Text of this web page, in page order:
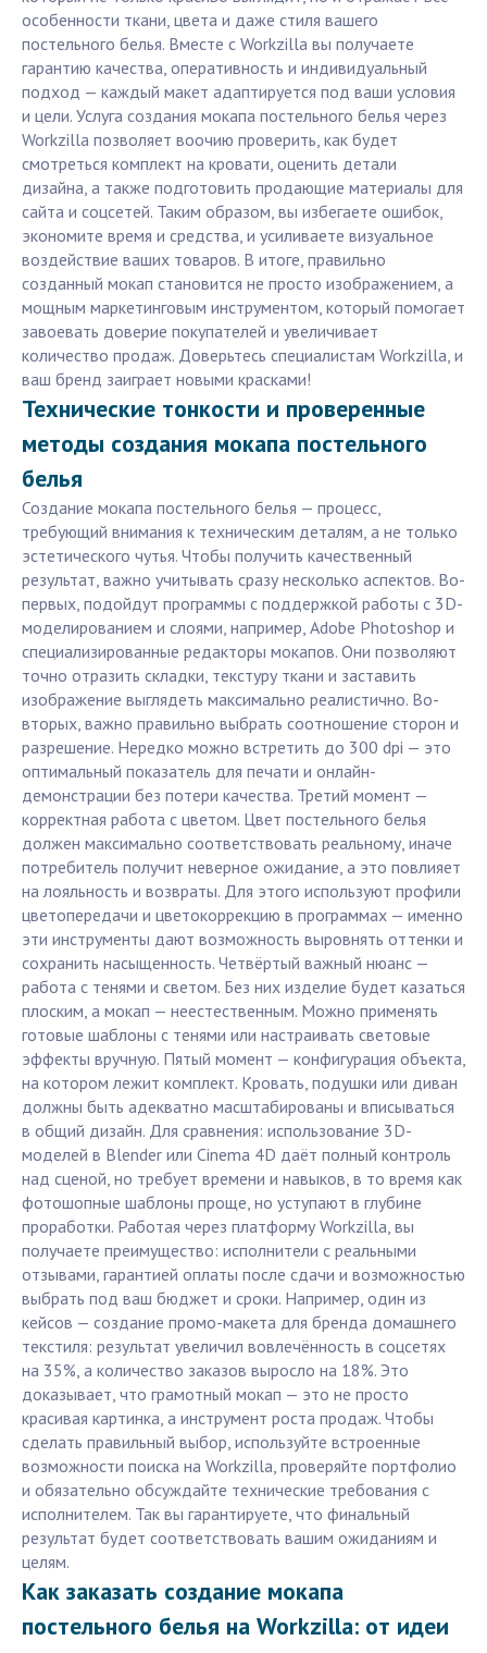
особенности ткани, цвета и даже стиля вашего
постельного белья. Вместе с Workzilla вы получаете
гарантию качества, оперативность и индивидуальный
подход — каждый макет адаптируется под ваши условия
и цели. Услуга создания мокапа постельного белья через
Workzilla позволяет воочию проверить, как будет
смотреться комплект на кровати, оценить детали
дизайна, а также подготовить продающие материалы для
сайта и соцсетей. Таким образом, вы избегаете ошибок,
экономите время и средства, и усиливаете визуальное
воздействие ваших товаров. В итоге, правильно
созданный мокап становится не просто изображением, а
мощным маркетинговым инструментом, который помогает
завоевать доверие покупателей и увеличивает
количество продаж. Доверьтесь специалистам Workzilla, и
ваш бренд заиграет новыми красками!
Технические тонкости и проверенные
методы создания мокапа постельного
белья
Создание мокапа постельного белья — процесс,
требующий внимания к техническим деталям, а не только
эстетического чутья. Чтобы получить качественный
результат, важно учитывать сразу несколько аспектов. Во-
первых, подойдут программы с поддержкой работы с 3D-
моделированием и слоями, например, Adobe Photoshop и
специализированные редакторы мокапов. Они позволяют
точно отразить складки, текстуру ткани и заставить
изображение выглядеть максимально реалистично. Во-
вторых, важно правильно выбрать соотношение сторон и
разрешение. Нередко можно встретить до 300 dpi — это
оптимальный показатель для печати и онлайн-
демонстрации без потери качества. Третий момент —
корректная работа с цветом. Цвет постельного белья
должен максимально соответствовать реальному, иначе
потребитель получит неверное ожидание, а это повлияет
на лояльность и возвраты. Для этого используют профили
цветопередачи и цветокоррекцию в программах — именно
эти инструменты дают возможность выровнять оттенки и
сохранить насыщенность. Четвёртый важный нюанс —
работа с тенями и светом. Без них изделие будет казаться
плоским, а мокап — неестественным. Можно применять
готовые шаблоны с тенями или настраивать световые
эффекты вручную. Пятый момент — конфигурация объекта,
на котором лежит комплект. Кровать, подушки или диван
должны быть адекватно масштабированы и вписываться
в общий дизайн. Для сравнения: использование 3D-
моделей в Blender или Cinema 4D даёт полный контроль
над сценой, но требует времени и навыков, в то время как
фотошопные шаблоны проще, но уступают в глубине
проработки. Работая через платформу Workzilla, вы
получаете преимущество: исполнители с реальными
отзывами, гарантией оплаты после сдачи и возможностью
выбрать под ваш бюджет и сроки. Например, один из
кейсов — создание промо-макета для бренда домашнего
текстиля: результат увеличил вовлечённость в соцсетях
на 35%, а количество заказов выросло на 18%. Это
доказывает, что грамотный мокап — это не просто
красивая картинка, а инструмент роста продаж. Чтобы
сделать правильный выбор, используйте встроенные
возможности поиска на Workzilla, проверяйте портфолио
и обязательно обсуждайте технические требования с
исполнителем. Так вы гарантируете, что финальный
результат будет соответствовать вашим ожиданиям и
целям.
Как заказать создание мокапа
постельного белья на Workzilla: от идеи